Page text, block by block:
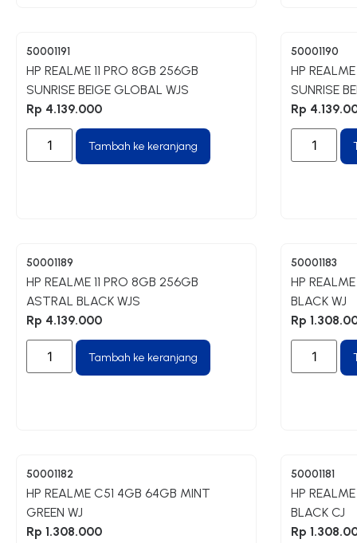
50001191
HP REALME 11 PRO 8GB 256GB
SUNRISE BEIGE GLOBAL WJS
Rp 4.139.000
Tambah ke keranjang
50001190
HP
SUNRISE
Rp
50001189
HP REALME 11 PRO 8GB 256GB
ASTRAL BLACK WJS
Rp 4.139.000
Tambah ke keranjang
50001183
HP
BLACK WJ
Rp
50001182
HP REALME C51 4GB 64GB MINT
GREEN WJ
Rp 1.308.000
50001181
HP
BLACK CJ
Rp